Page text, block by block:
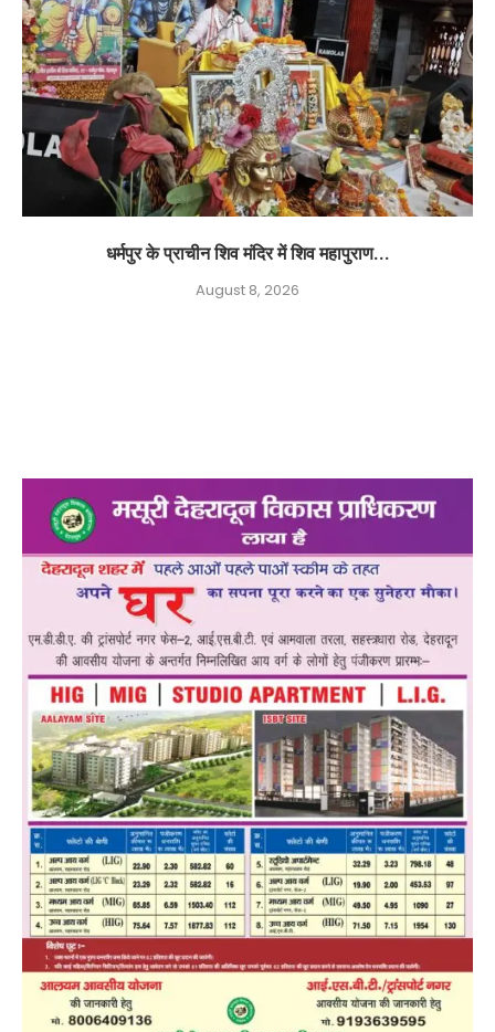
धर्मपुर के प्राचीन शिव मंदिर में शिव महापुराण...
August 8, 2026